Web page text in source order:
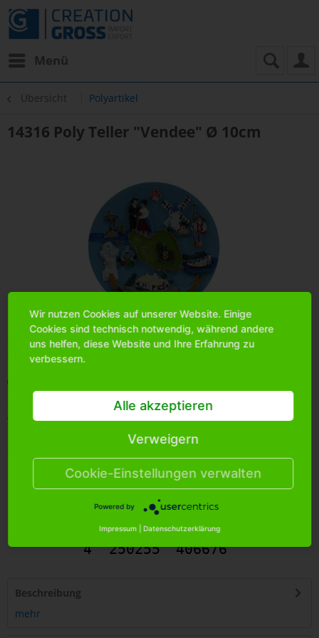
Menü
Übersicht Polyartikel
14316 Poly Teller "Vendee" Ø 10cm
Bittemelden Sie sich an, um mehr Informationen über das
Produkt zu erhalten.
Artikel-Nr.:
1710610
649
4 250255 406676
Beschreibung
mehr
Wir nutzen Cookies auf unserer Website. Einige
Cookies sind technisch notwendig, während andere
uns helfen, diese Website und Ihre Erfahrung zu
verbessern.
Alle akzeptieren
Verweigern
Cookie-Einstellungen verwalten
Powered by
Impressum Datenschutzerklärung